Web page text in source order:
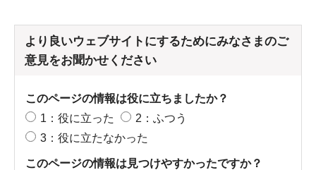
より良いウェブサイトにするためにみなさまのご
意見をお聞かせください
このページの情報は役に立ちましたか？
1：役に立った
2：ふつう
3：役に立たなかった
このページの情報は見つけやすかったですか？